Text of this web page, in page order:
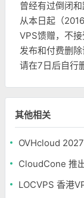
曾经有过倒闭
从本日起（
VPS馈赠，不
发布和付费删除
请在7日后自行
其他相关
OVHcloud
CloudCone 推